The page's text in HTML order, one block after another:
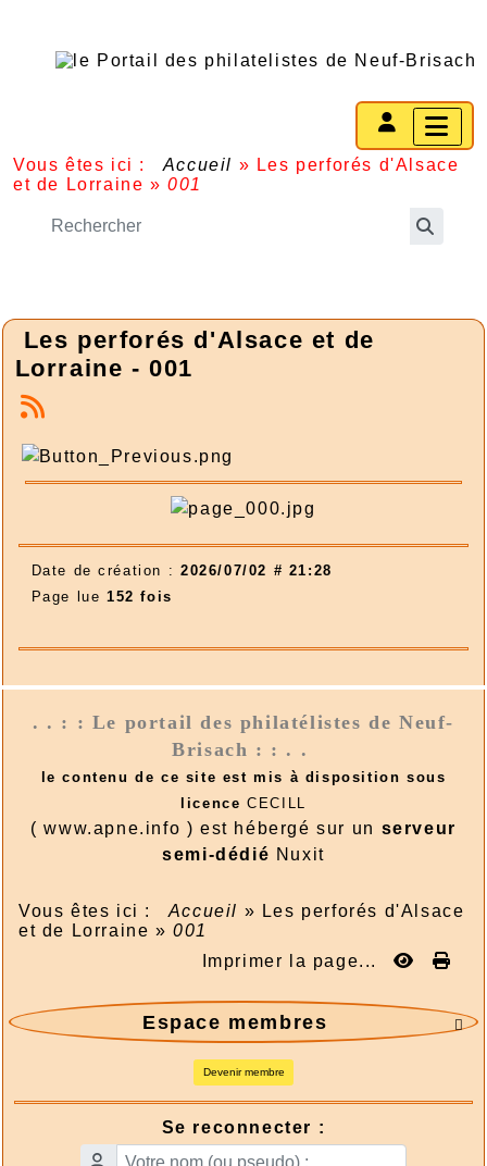
Vous êtes ici : Accueil » Les perforés d'Alsace
et de Lorraine »001
Les perforés d'Alsace et de
Lorraine - 001
Date de création : 2026/07/02 # 21:28
Page lue 152 fois
. . : : Le portail des philatélistes de Neuf-
Brisach : : . .
le contenu de ce site est mis à disposition sous
licence CECILL
( www.apne.info ) est hébergé sur un serveur
semi-dédié Nuxit
Vous êtes ici : Accueil » Les perforés d'Alsace
et de Lorraine »001
Imprimer la page...

Espace membres
Devenir membre
Se reconnecter :